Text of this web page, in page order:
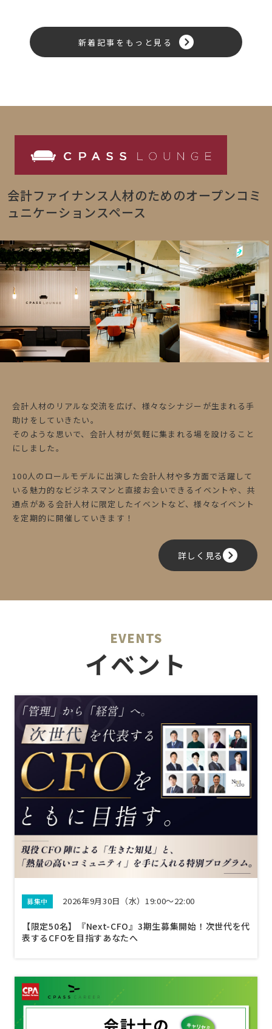
新着記事をもっと見る
会計ファイナンス人材のためのオープンコミ
ュニケーションスペース
会計人材のリアルな交流を広げ、様々なシナジーが生まれる手
助けをしていきたい。
そのような思いで、会計人材が気軽に集まれる場を設けること
にしました。
100人のロールモデルに出演した会計人材や多方面で活躍して
いる魅力的なビジネスマンと直接お会いできるイベントや、共
通点がある会計人材に限定したイベントなど、様々なイベント
を定期的に開催していきます！
詳しく見る
EVENTS
イベント
募集中 2026年9月30日（水）19:00～22:00
【限定50名】『Next-CFO』3期生募集開始！次世代を代
表するCFOを目指すあなたへ